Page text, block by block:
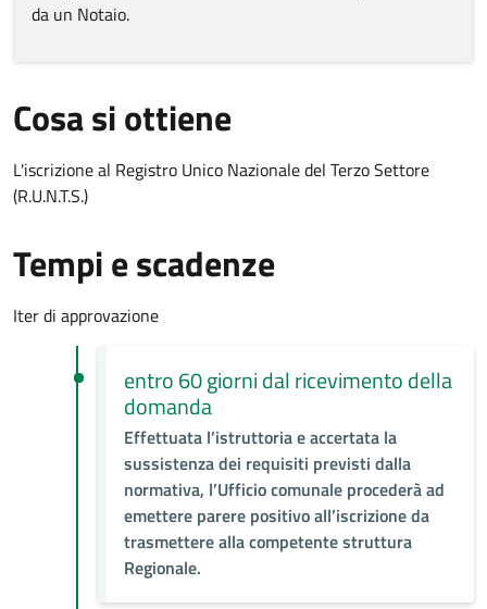
da un Notaio.
Cosa si ottiene
L'iscrizione al Registro Unico Nazionale del Terzo Settore
(R.U.N.T.S.)
Tempi e scadenze
Iter di approvazione
entro 60 giorni dal ricevimento della
domanda
Effettuata l’istruttoria e accertata la
sussistenza dei requisiti previsti dalla
normativa, l’Ufficio comunale procederà ad
emettere parere positivo all’iscrizione da
trasmettere alla competente struttura
Regionale.